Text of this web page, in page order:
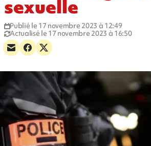
sexuelle
Publié le 17 novembre 2023 à 12:49
Actualisé le 17 novembre 2023 à 16:50